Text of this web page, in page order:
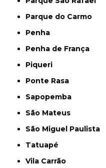
Parque do Carmo
Penha
Penha de França
Piqueri
Ponte Rasa
Sapopemba
São Mateus
São Miguel Paulista
Tatuapé
Vila Carrão